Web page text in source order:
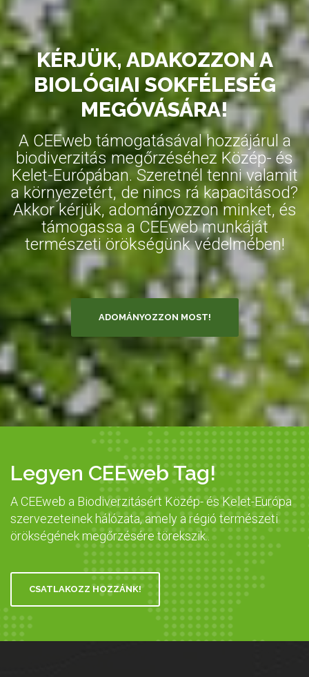
KÉRJÜK, ADAKOZZON A
BIOLÓGIAI SOKFÉLESÉG
MEGÓVÁSÁRA!
A CEEweb támogatásával hozzájárul a
biodiverzitás megőrzéséhez Közép- és
Kelet-Európában. Szeretnél tenni valamit
a környezetért, de nincs rá kapacitásod?
Akkor kérjük, adományozzon minket, és
támogassa a CEEweb munkáját
természeti örökségünk védelmében!
ADOMÁNYOZZON MOST!
Legyen CEEweb Tag!
A CEEweb a Biodiverzitásért Közép- és Kelet-Európa
szervezeteinek hálózata, amely a régió természeti
örökségének megőrzésére törekszik..
CSATLAKOZZ HOZZÁNK!